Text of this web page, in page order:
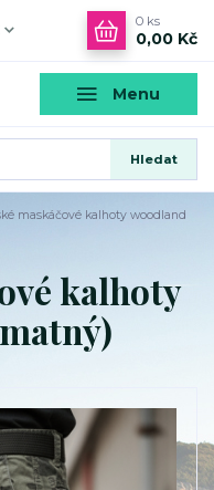
Menu
Hledat
0 ks
0,00 Kč
maskáčové kalhoty woodland
kalhoty